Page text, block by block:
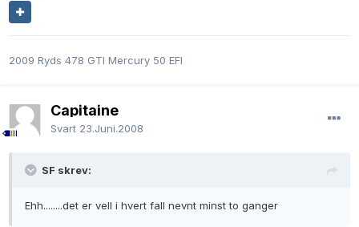
2009 Ryds 478 GTI Mercury 50 EFI
Capitaine
Svart 23.Juni.2008
SF skrev:
Ehh........det er vell i hvert fall nevnt minst to ganger